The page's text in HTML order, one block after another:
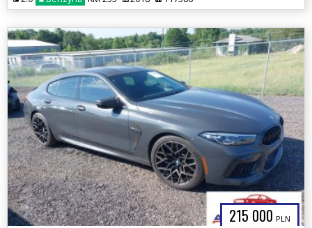
215 000 PLN